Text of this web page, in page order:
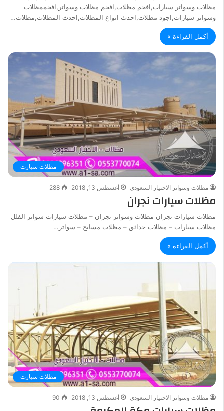
مظلات وسواتر سيارات,افخم مظلات,افخم مظلات وسواتر,افخممظلات
وسواتر سيارات,اجود مظلات,احدث انواع المظلات,احدث المظلات,مظلات…
أكمل القراءة »
مظلات سيارت
مظلات وسواتر الاختيار السعودي أغسطس 13, 2018 288
مظلات سيارات نجران
مظلات سيارات نجران مظلات وسواتر نجران – مظلات سيارات سواتر الفلل
مظلات سيارات – مظلات حدائق – مظلات مسابح – سواتر…
أكمل القراءة »
مظلات سيارت
مظلات وسواتر الاختيار السعودي أغسطس 13, 2018 90